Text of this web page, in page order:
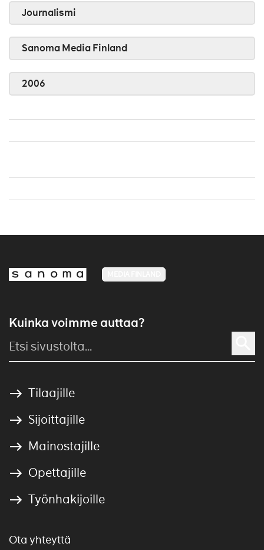
Journalismi
Sanoma Media Finland
2006
Kuinka voimme auttaa?
Tilaajille
Sijoittajille
Mainostajille
Opettajille
Työnhakijoille
Ota yhteyttä